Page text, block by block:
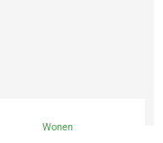
Wonen